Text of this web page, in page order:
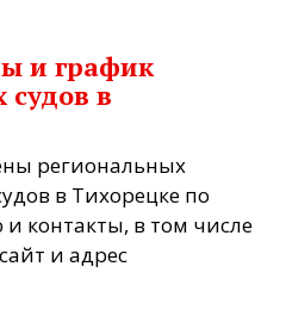
и график
в
региональных
в Тихорецке по
контакты, в том числе
и адрес